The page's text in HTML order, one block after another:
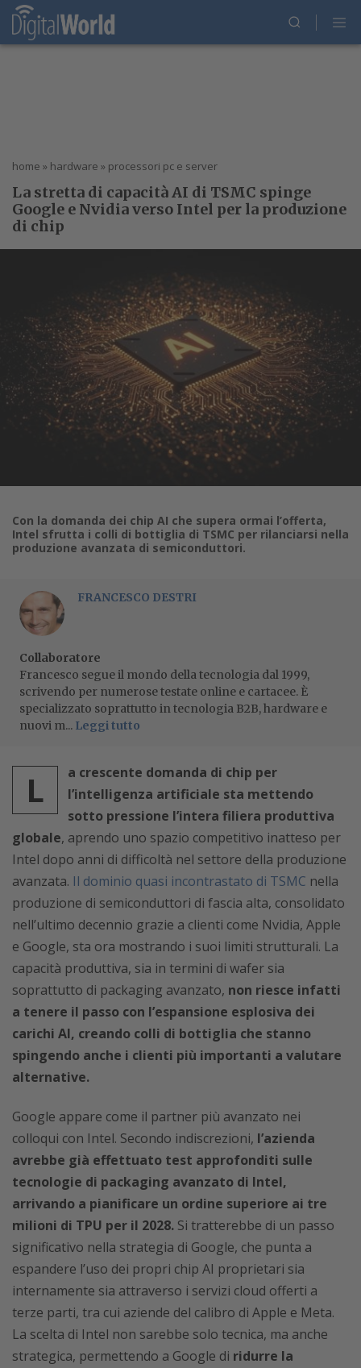
home » hardware » processori pc e server
La stretta di capacità AI di TSMC spinge
Google e Nvidia verso Intel per la produzione
di chip
Con la domanda dei chip AI che supera ormai l’offerta,
Intel sfrutta i colli di bottiglia di TSMC per rilanciarsi nella
produzione avanzata di semiconduttori.
FRANCESCO DESTRI
Collaboratore
Francesco segue il mondo della tecnologia dal 1999,
scrivendo per numerose testate online e cartacee. È
specializzato soprattutto in tecnologia B2B, hardware e
nuovi m... Leggi tutto
L
a crescente domanda di chip per
l’intelligenza artificiale sta mettendo
sotto pressione l’intera filiera produttiva
globale, aprendo uno spazio competitivo inatteso per
Intel dopo anni di difficoltà nel settore della produzione
avanzata. Il dominio quasi incontrastato di TSMC nella
produzione di semiconduttori di fascia alta, consolidato
nell’ultimo decennio grazie a clienti come Nvidia, Apple
e Google, sta ora mostrando i suoi limiti strutturali. La
capacità produttiva, sia in termini di wafer sia
soprattutto di packaging avanzato, non riesce infatti
a tenere il passo con l’espansione esplosiva dei
carichi AI, creando colli di bottiglia che stanno
spingendo anche i clienti più importanti a valutare
alternative.
Google appare come il partner più avanzato nei
colloqui con Intel. Secondo indiscrezioni, l’azienda
avrebbe già effettuato test approfonditi sulle
tecnologie di packaging avanzato di Intel,
arrivando a pianificare un ordine superiore ai tre
milioni di TPU per il 2028. Si tratterebbe di un passo
significativo nella strategia di Google, che punta a
espandere l’uso dei propri chip AI proprietari sia
internamente sia attraverso i servizi cloud offerti a
terze parti, tra cui aziende del calibro di Apple e Meta.
La scelta di Intel non sarebbe solo tecnica, ma anche
strategica, permettendo a Google di ridurre la